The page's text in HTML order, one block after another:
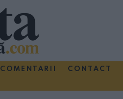
COMENTARII CONTACT